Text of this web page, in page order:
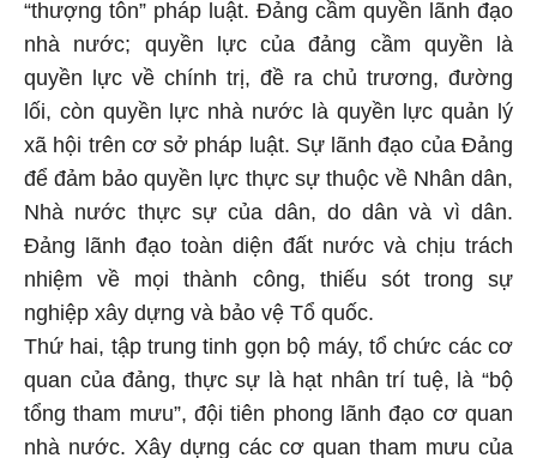
“thượng tôn” pháp luật. Đảng cầm quyền lãnh đạo
nhà nước; quyền lực của đảng cầm quyền là
quyền lực về chính trị, đề ra chủ trương, đường
lối, còn quyền lực nhà nước là quyền lực quản lý
xã hội trên cơ sở pháp luật. Sự lãnh đạo của Đảng
để đảm bảo quyền lực thực sự thuộc về Nhân dân,
Nhà nước thực sự của dân, do dân và vì dân.
Đảng lãnh đạo toàn diện đất nước và chịu trách
nhiệm về mọi thành công, thiếu sót trong sự
nghiệp xây dựng và bảo vệ Tổ quốc.
Thứ hai, tập trung tinh gọn bộ máy, tổ chức các cơ
quan của đảng, thực sự là hạt nhân trí tuệ, là “bộ
tổng tham mưu”, đội tiên phong lãnh đạo cơ quan
nhà nước. Xây dựng các cơ quan tham mưu của